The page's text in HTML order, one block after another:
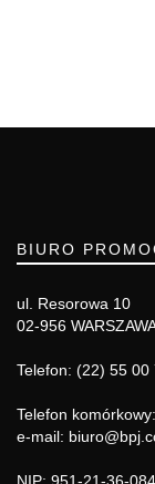
BIURO
ul. Resorowa 10
02-956
Telefon: (22) 55 00
Telefon
e-mail: